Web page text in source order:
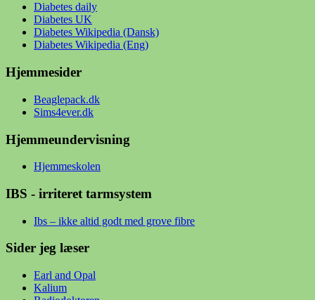
Diabetes daily
Diabetes UK
Diabetes Wikipedia (Dansk)
Diabetes Wikipedia (Eng)
Hjemmesider
Beaglepack.dk
Sims4ever.dk
Hjemmeundervisning
Hjemmeskolen
IBS - irriteret tarmsystem
Ibs – ikke altid godt med grove fibre
Sider jeg læser
Earl and Opal
Kalium